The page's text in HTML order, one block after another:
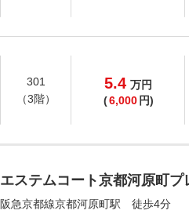
301
（3階）
5.4 万円
(6,000 円)
エステムコート京都河原町プ
阪急京都線京都河原町駅 徒歩4分